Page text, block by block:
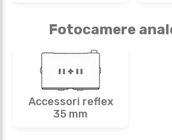
Fotocamere
Accessori reflex
35 mm